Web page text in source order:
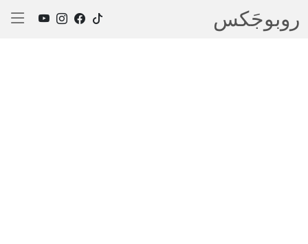
روبوجَکس